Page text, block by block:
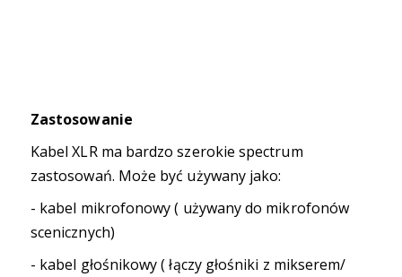
Zastosowanie
Kabel XLR ma bardzo szerokie spectrum
zastosowań. Może być używany jako:
- kabel mikrofonowy ( używany do mikrofonów
scenicznych)
- kabel głośnikowy ( łączy głośniki z mikserem/